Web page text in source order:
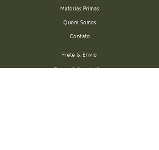
Matérias Primas
Quem Somos
Contato
Frete & Envio
Trocas & Devoluções